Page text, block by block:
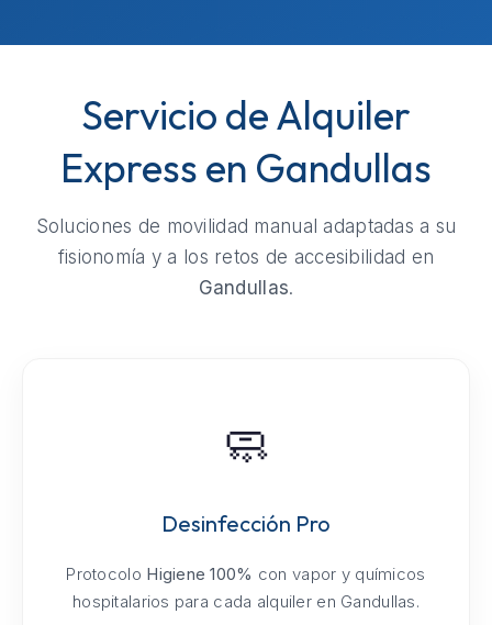
Servicio de Alquiler
Express en Gandullas
Soluciones de movilidad manual adaptadas a su
fisionomía y a los retos de accesibilidad en
Gandullas.
🧼
Desinfección Pro
Protocolo Higiene 100% con vapor y químicos
hospitalarios para cada alquiler en Gandullas.